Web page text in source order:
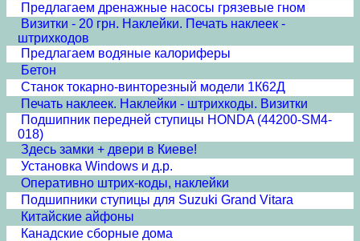
Предлагаем дренажные насосы грязевые гном
Визитки - 20 грн. Наклейки. Печать наклеек -
штрихкодов
Предлагаем водяные калориферы
Бетон
Станок токарно-винторезный модели 1К62Д
Печать наклеек. Наклейки - штрихкоды. Визитки
Подшипник передней ступицы HONDA (44200-SM4-
018)
Здесь замки + двери в Киеве!
Установка Windows и д.р.
Оперативно штрих-коды, наклейки
Подшипники ступицы для Suzuki Grand Vitara
Китайские айфоны
Канадские сборные дома